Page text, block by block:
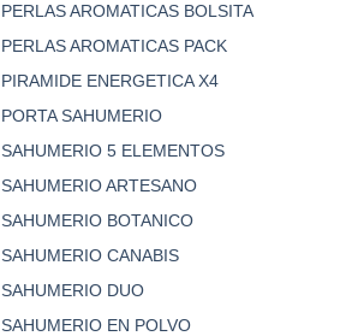
PERLAS AROMATICAS BOLSITA
PERLAS AROMATICAS PACK
PIRAMIDE ENERGETICA X4
PORTA SAHUMERIO
SAHUMERIO 5 ELEMENTOS
SAHUMERIO ARTESANO
SAHUMERIO BOTANICO
SAHUMERIO CANABIS
SAHUMERIO DUO
SAHUMERIO EN POLVO